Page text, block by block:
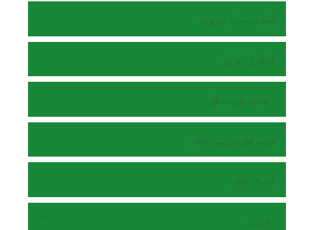
اعضای هیات تحریریه
همکاران اجرایی
راهنمای نویسندگان
هزینه های بررسی مقاله
ارسال مقاله
داوران